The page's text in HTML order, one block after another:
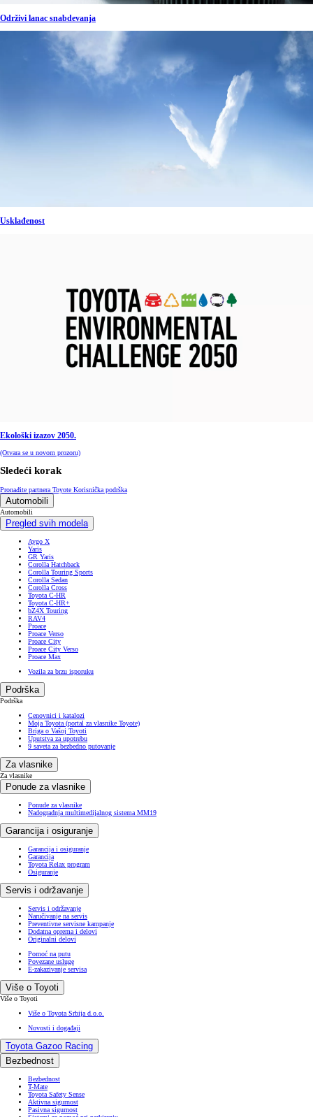
Održivi lanac snabdevanja
Usklađenost
Ekološki izazov 2050.
(Otvara se u novom prozoru)
Sledeći korak
Pronađite partnera Toyote Korisnička podrška
Automobili
Automobili
Pregled svih modela
Aygo X
Yaris
GR Yaris
Corolla Hatchback
Corolla Touring Sports
Corolla Sedan
Corolla Cross
Toyota C-HR
Toyota C-HR+
bZ4X Touring
RAV4
Proace
Proace Verso
Proace City
Proace City Verso
Proace Max
Vozila za brzu isporuku
Podrška
Podrška
Cenovnici i katalozi
Moja Toyota (portal za vlasnike Toyote)
Briga o Vašoj Toyoti
Uputstva za upotrebu
9 saveta za bezbedno putovanje
Za vlasnike
Za vlasnike
Ponude za vlasnike
Ponude za vlasnike
Nadogradnja multimedijalnog sistema MM19
Garancija i osiguranje
Garancija i osiguranje
Garancija
Toyota Relax program
Osiguranje
Servis i održavanje
Servis i održavanje
Naručivanje na servis
Preventivne servisne kampanje
Dodatna oprema i delovi
Originalni delovi
Pomoć na putu
Povezane usluge
E-zakazivanje servisa
Više o Toyoti
Više o Toyoti
Više o Toyota Srbija d.o.o.
Novosti i događaji
Toyota Gazoo Racing
Bezbednost
Bezbednost
T-Mate
Toyota Safety Sense
Aktivna sigurnost
Pasivna sigurnost